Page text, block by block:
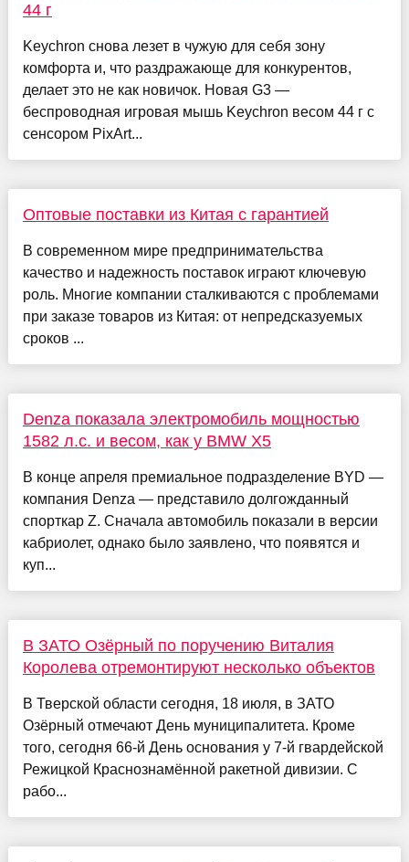
44 г
Keychron снова лезет в чужую для себя зону
комфорта и, что раздражающе для конкурентов,
делает это не как новичок. Новая G3 —
беспроводная игровая мышь Keychron весом 44 г с
сенсором PixArt...
Оптовые поставки из Китая с гарантией
В современном мире предпринимательства
качество и надежность поставок играют ключевую
роль. Многие компании сталкиваются с проблемами
при заказе товаров из Китая: от непредсказуемых
сроков ...
Denza показала электромобиль мощностью
1582 л.с. и весом, как у BMW X5
В конце апреля премиальное подразделение BYD —
компания Denza — представило долгожданный
спорткар Z. Сначала автомобиль показали в версии
кабриолет, однако было заявлено, что появятся и
куп...
В ЗАТО Озёрный по поручению Виталия
Королева отремонтируют несколько объектов
В Тверской области сегодня, 18 июля, в ЗАТО
Озёрный отмечают День муниципалитета. Кроме
того, сегодня 66-й День основания у 7‑й гвардейской
Режицкой Краснознамённой ракетной дивизии. С
рабо...